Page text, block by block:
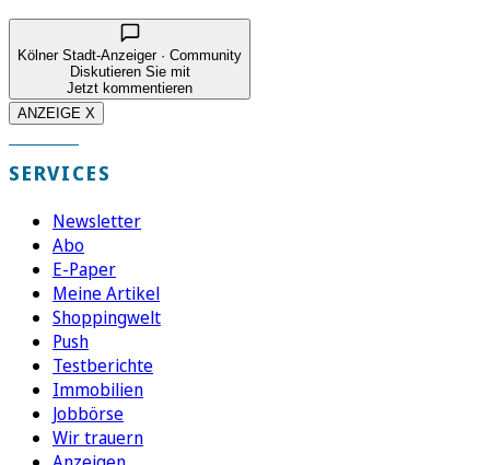
Kölner Stadt-Anzeiger · Community
Diskutieren Sie mit
Jetzt kommentieren
ANZEIGE X
SERVICES
Newsletter
Abo
E-Paper
Meine Artikel
Shoppingwelt
Push
Testberichte
Immobilien
Jobbörse
Wir trauern